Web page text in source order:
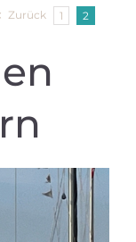
Zurück 1 2